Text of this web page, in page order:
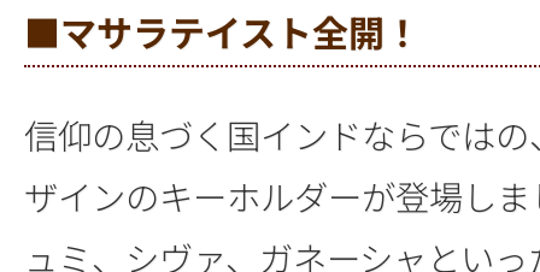
■マサラテイスト全開！
信仰の息づく国インドならでは
ザインのキーホルダーが登場し
ュミ、シヴァ、ガネーシャとい